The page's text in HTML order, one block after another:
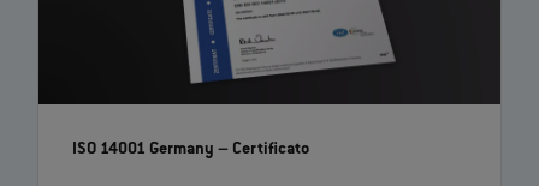
ISO 14001 Germany – Certificato